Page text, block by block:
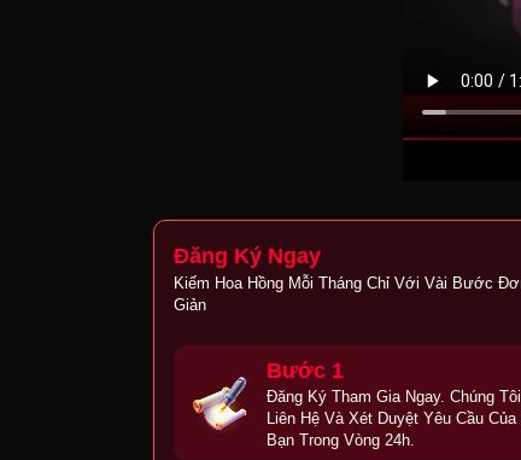
Đăng Ký Ngay
Kiếm Hoa Hồng Mỗi Tháng Chỉ Với Vài Bước
Giản
Bước 1
Đăng Ký Tham Gia Ngay. Chúng
Liên Hệ Và Xét Duyệt Yêu Cầu Của
Bạn Trong Vòng 24h.